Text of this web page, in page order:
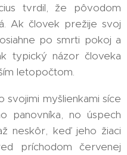
tvrdil, že pôvodom
Ak človek prežije svoj
po smrti pokoj a
typický názor človeka
letopočtom.
svojimi myšlienkami síce
panovníka, no úspech
neskôr, keď jeho žiaci
príchodom červenej